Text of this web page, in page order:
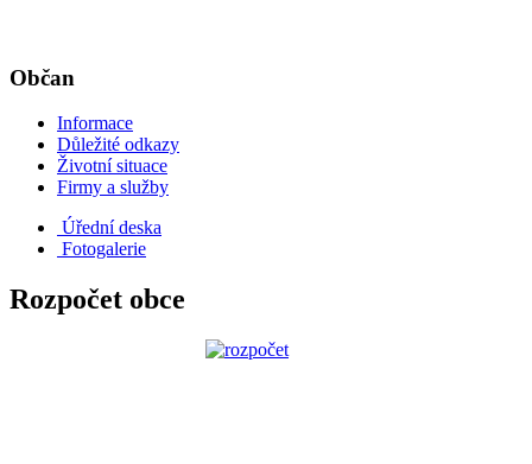
Občan
Informace
Důležité odkazy
Životní situace
Firmy a služby
Úřední deska
Fotogalerie
Rozpočet obce